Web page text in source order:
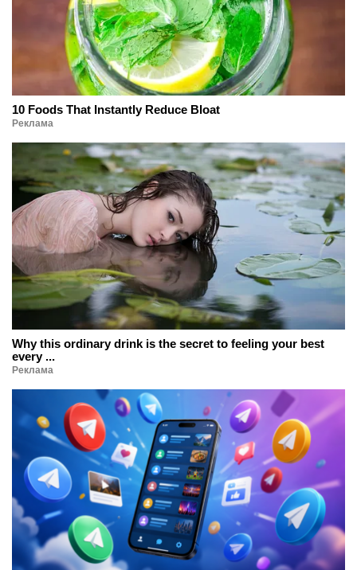
10 Foods That Instantly Reduce Bloat
Реклама
Why this ordinary drink is the secret to feeling your best
every ...
Реклама